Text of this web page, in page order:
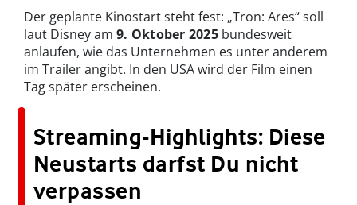
Der geplante Kinostart steht fest: „Tron: Ares“ soll
laut Disney am 9. Oktober 2025bundesweit
anlaufen, wie das Unternehmen es unter anderem
im Trailer angibt. In den USA wird der Film einen
Tag später erscheinen.
Streaming-Highlights: Diese
Neustarts darfst Du nicht
verpassen